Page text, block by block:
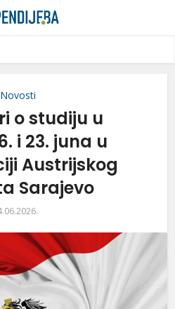
Novosti
o studiju u
i 23. juna u
Austrijskog
Sarajevo